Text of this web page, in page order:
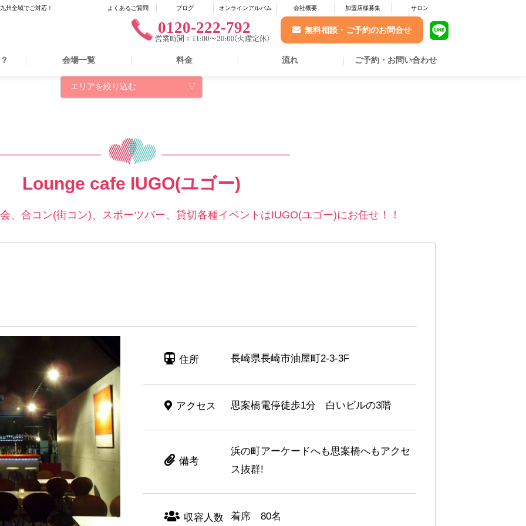
州全域でご対応！ よくあるご質問 ブログ オンラインアルバム 会社概要 加盟店様募集 サロン
0120-222-792 無料相談・ご予約のお問合せ
会場一覧 料金 流れ ご予約・お問い合わせ
エリアを絞り込む
Lounge cafe IUGO(ユゴー)
、合コン(街コン)、スポーツバー、貸切各種イベントはIUGO(ユゴー)にお任せ！！
住所 長崎県長崎市油屋町2-3-3F
アクセス 思案橋電停徒歩1分 白いビルの3階
備考
浜の町アーケードへも思案橋へもアクセ
ス抜群!
収容人数 着席 80名